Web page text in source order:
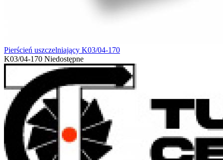
Pierścień uszczelniający K03/04-170
K03/04-170 Niedostępne